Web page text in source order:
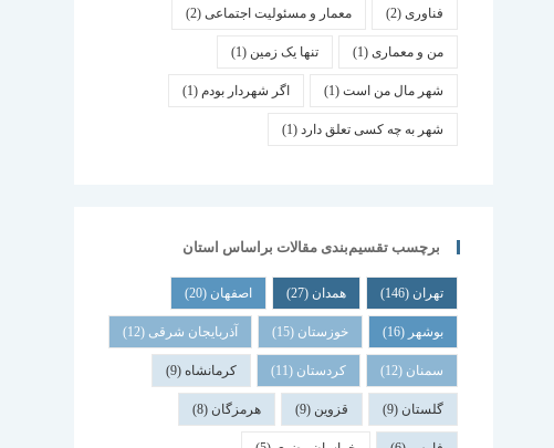
فناوری(2) معمار و مسئولیت اجتماعی(2)
من و معماری(1) تنها یک زمین (1)
شهر مال من است(1) اگر شهردار بودم (1)
شهر به چه کسی تعلق دارد(1)
برچسب تقسیم‌بندی مقالات براساس استان
تهران (146) همدان (27) اصفهان (20)
بوشهر (16) خوزستان (15) آذربایجان شرقی (12)
سمنان (12) کردستان (11) کرمانشاه(9)
گلستان (9) قزوین (9) هرمزگان (8)